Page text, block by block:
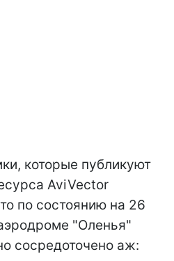
которые публикуют
AviVector
по состоянию на 26
"Оленья"
сосредоточено аж: